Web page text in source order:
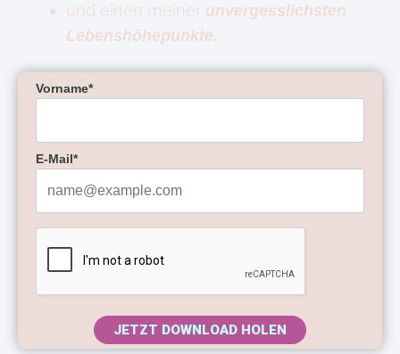
und einen meiner unvergesslichsten
Lebenshöhepunkte.
Vorname*
E-Mail*
JETZT DOWNLOAD HOLEN